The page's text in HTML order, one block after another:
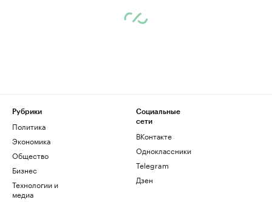
Рубрики
Политика
Экономика
Общество
Бизнес
Технологии и
медиа
Социальные
сети
ВКонтакте
Одноклассники
Telegram
Дзен